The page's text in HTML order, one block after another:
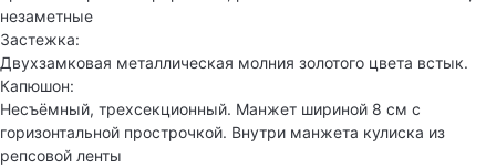
незаметные
Застежка:
Двухзамковая металлическая молния золотого цвета встык.
Капюшон:
Несъёмный, трехсекционный. Манжет шириной 8 см с
горизонтальной прострочкой. Внутри манжета кулиска из
репсовой ленты